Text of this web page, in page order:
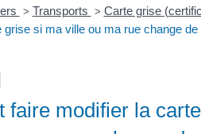
> Transports > Carte grise
grise si ma ville ou ma rue change de
faire modifier la